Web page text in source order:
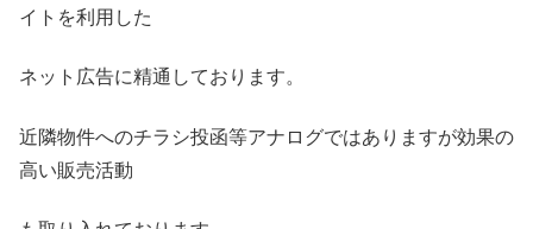
イトを利用した
ネット広告に精通しております。
近隣物件へのチラシ投函等アナログではありますが効果の
高い販売活動